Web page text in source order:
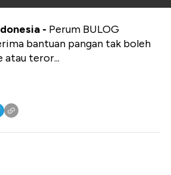
- Perum BULOG
bantuan pangan tak boleh
teror...